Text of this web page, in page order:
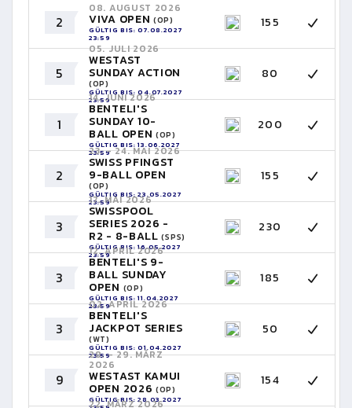
2
08. AUGUST 2026
VIVA OPEN (OP)
GÜLTIG BIS: 07.08.2027
23:59
155
5
05. JULI 2026
WESTAST
SUNDAY ACTION
(OP)
GÜLTIG BIS: 04.07.2027
23:59
80
1
14. JUNI 2026
BENTELI'S
SUNDAY 10-
BALL OPEN (OP)
GÜLTIG BIS: 13.06.2027
23:59
200
2
23. - 24. MAI 2026
SWISS PFINGST
9-BALL OPEN
(OP)
GÜLTIG BIS: 23.05.2027
23:59
155
3
17. MAI 2026
SWISSPOOL
SERIES 2026 -
R2 - 8-BALL(SPS)
GÜLTIG BIS: 16.05.2027
23:59
230
3
12. APRIL 2026
BENTELI'S 9-
BALL SUNDAY
OPEN (OP)
GÜLTIG BIS: 11.04.2027
23:59
185
3
02. APRIL 2026
BENTELI'S
JACKPOT SERIES
(WT)
GÜLTIG BIS: 01.04.2027
23:59
50
9
28. - 29. MÄRZ
2026
WESTAST KAMUI
OPEN 2026 (OP)
GÜLTIG BIS: 28.03.2027
154
22. MÄRZ 2026